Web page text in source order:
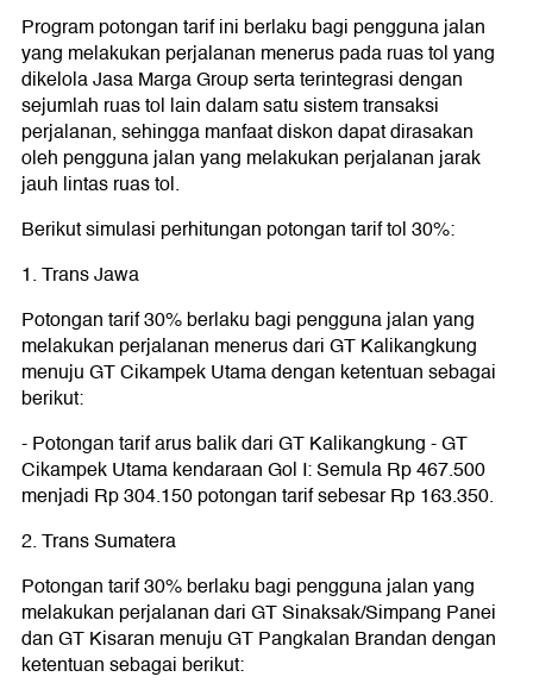
Program potongan tarif ini berlaku bagi pengguna jalan
yang melakukan perjalanan menerus pada ruas tol yang
dikelola Jasa Marga Group serta terintegrasi dengan
sejumlah ruas tol lain dalam satu sistem transaksi
perjalanan, sehingga manfaat diskon dapat dirasakan
oleh pengguna jalan yang melakukan perjalanan jarak
jauh lintas ruas tol.
Berikut simulasi perhitungan potongan tarif tol 30%:
1. Trans Jawa
Potongan tarif 30% berlaku bagi pengguna jalan yang
melakukan perjalanan menerus dari GT Kalikangkung
menuju GT Cikampek Utama dengan ketentuan sebagai
berikut:
- Potongan tarif arus balik dari GT Kalikangkung - GT
Cikampek Utama kendaraan Gol I: Semula Rp 467.500
menjadi Rp 304.150 potongan tarif sebesar Rp 163.350.
2. Trans Sumatera
Potongan tarif 30% berlaku bagi pengguna jalan yang
melakukan perjalanan dari GT Sinaksak/Simpang Panei
dan GT Kisaran menuju GT Pangkalan Brandan dengan
ketentuan sebagai berikut: